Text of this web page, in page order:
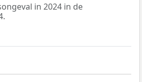
in 2024 in de